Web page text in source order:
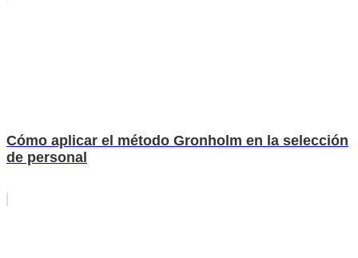
Cómo aplicar el método Gronholm en la selección
de personal